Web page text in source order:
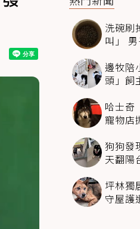
洗碗刷
叫」
邊牧陪
頭」飼
哈士奇
寵物店
狗狗發
天翻陽
坪林獨
守屋護